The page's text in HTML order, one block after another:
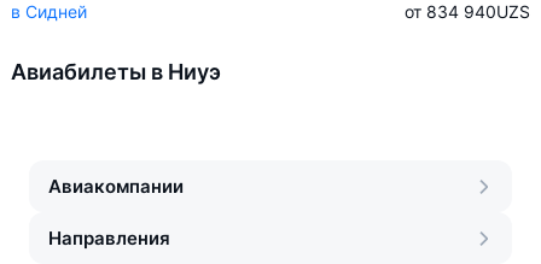
в Сидней от 834 940UZS
Авиабилеты в Ниуэ
Авиакомпании
Направления